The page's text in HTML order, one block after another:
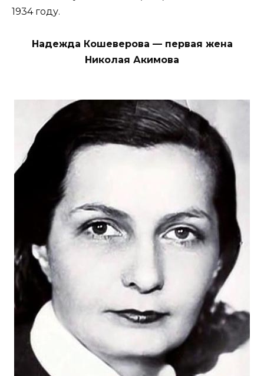
1934 году.
Надежда Кошеверова — первая жена
Николая Акимова